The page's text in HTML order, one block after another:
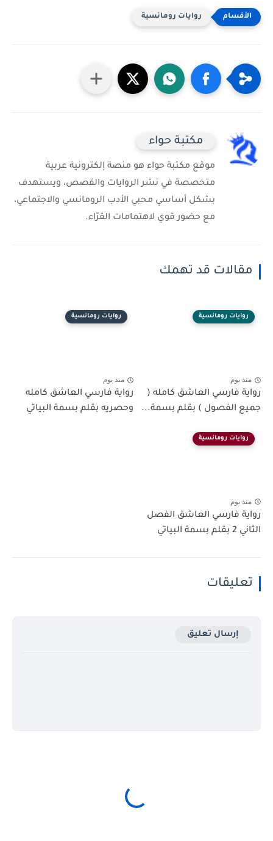
روايات رومانسية
مكتبة حواء
موقع مكتبة حواء هو منصة إلكترونية عربية
متخصصة في نشر الروايات والقصص، ويستهدف
بشكل أساسي محبي الأدب الرومانسي والاجتماعي،
مع حضور قوي لاهتمامات القرّاء.
مقالات قد تهمك
روايات رومانسية
منذ يوم
رواية فارسي العاشق كامله (
جميع الفصول ) بقلم بسمة...
روايات رومانسية
منذ يوم
رواية فارسي العاشق كامله
وحصريه بقلم بسمة البياتي
روايات رومانسية
منذ يوم
رواية فارسي العاشق الفصل
الثاني 2 بقلم بسمة البياتي
تعليقات
إرسال تعليق